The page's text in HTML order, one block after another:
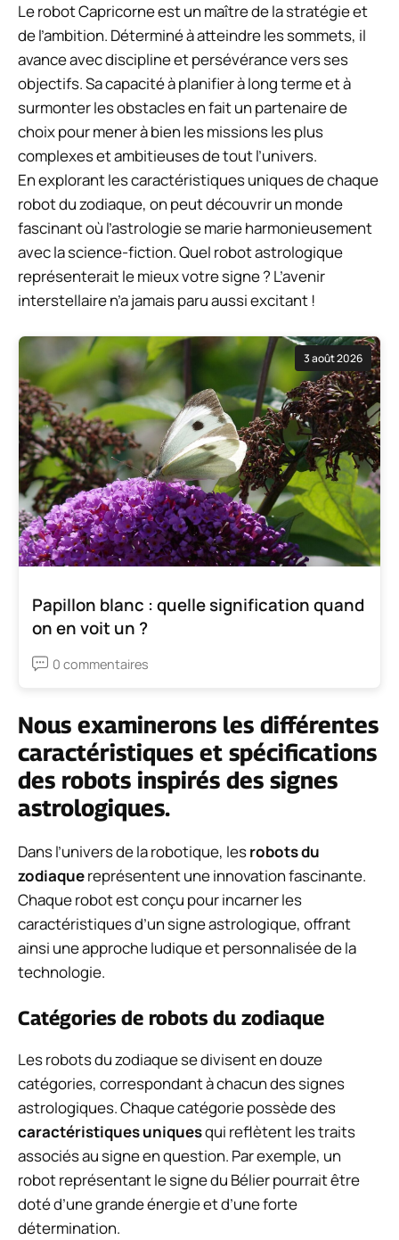
Le robot Capricorne est un maître de la stratégie et
de l’ambition. Déterminé à atteindre les sommets, il
avance avec discipline et persévérance vers ses
objectifs. Sa capacité à planifier à long terme et à
surmonter les obstacles en fait un partenaire de
choix pour mener à bien les missions les plus
complexes et ambitieuses de tout l’univers.
En explorant les caractéristiques uniques de chaque
robot du zodiaque, on peut découvrir un monde
fascinant où l’astrologie se marie harmonieusement
avec la science-fiction. Quel robot astrologique
représenterait le mieux votre signe ? L’avenir
interstellaire n’a jamais paru aussi excitant !
3 août 2026
Papillon blanc : quelle signification quand
on en voit un ?
0 commentaires
Nous examinerons les différentes
caractéristiques et spécifications
des robots inspirés des signes
astrologiques.
Dans l’univers de la robotique, lesrobots du
zodiaquereprésentent une innovation fascinante.
Chaque robot est conçu pour incarner les
caractéristiques d’un signe astrologique, offrant
ainsi une approche ludique et personnalisée de la
technologie.
Catégories de robots du zodiaque
Les robots du zodiaque se divisent en douze
catégories, correspondant à chacun des signes
astrologiques. Chaque catégorie possède des
caractéristiques uniquesqui reflètent les traits
associés au signe en question. Par exemple, un
robot représentant le signe du Bélier pourrait être
doté d’une grande énergie et d’une forte
détermination.